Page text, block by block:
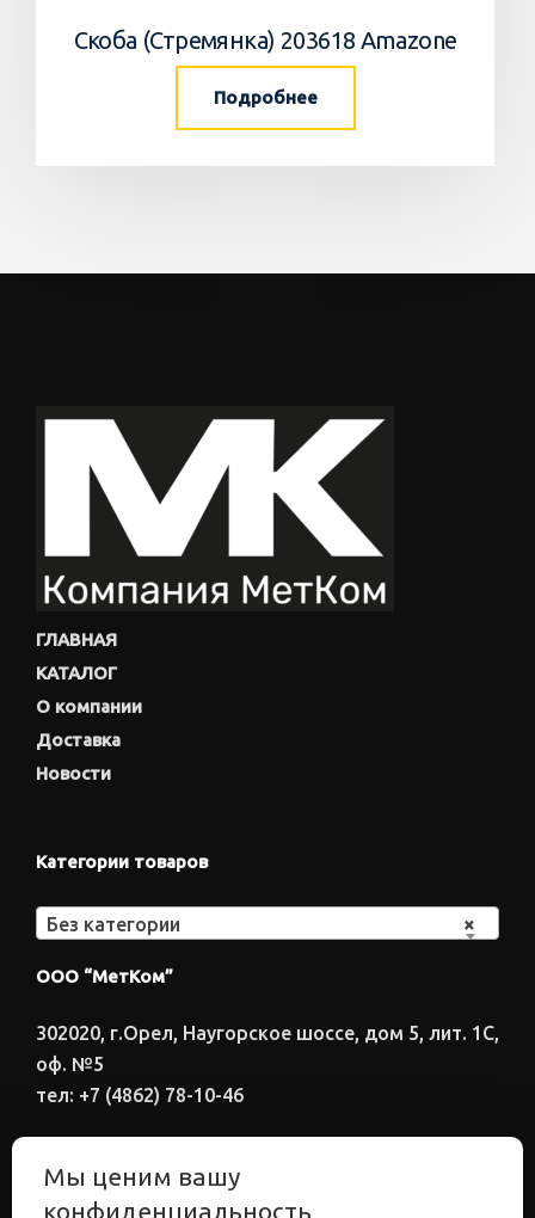
Скоба (Стремянка) 203618 Amazone
Подробнее
ГЛАВНАЯ
КАТАЛОГ
О компании
Доставка
Новости
Категории товаров
×
Без категории
ООО “МетКом”
302020, г.Орел, Наугорское шоссе, дом 5, лит. 1С,
оф. №5
тел: +7 (4862) 78-10-46
Электронный адрес
Мы ценим вашу
конфиденциальность